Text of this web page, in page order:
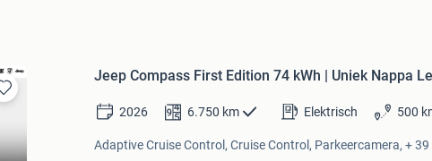
Jeep Compass First Edition 74 kWh | Uniek Nappa
2026 6.750 km Elektrisch 500
Adaptive Cruise Control, Cruise Control, Parkeercamera, +